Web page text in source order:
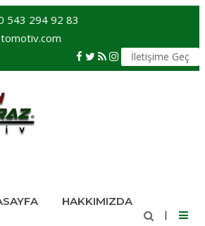
543 294 92 83
İletişime Geç
HAKKIMIZDA